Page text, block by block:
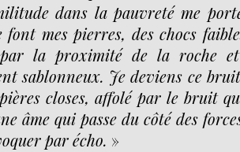
dans la pauvreté me
mes pierres, des chocs
la proximité de la roche
sablonneux. Je deviens ce
closes, affolé par le bruit
âme qui passe du côté des
par écho. »